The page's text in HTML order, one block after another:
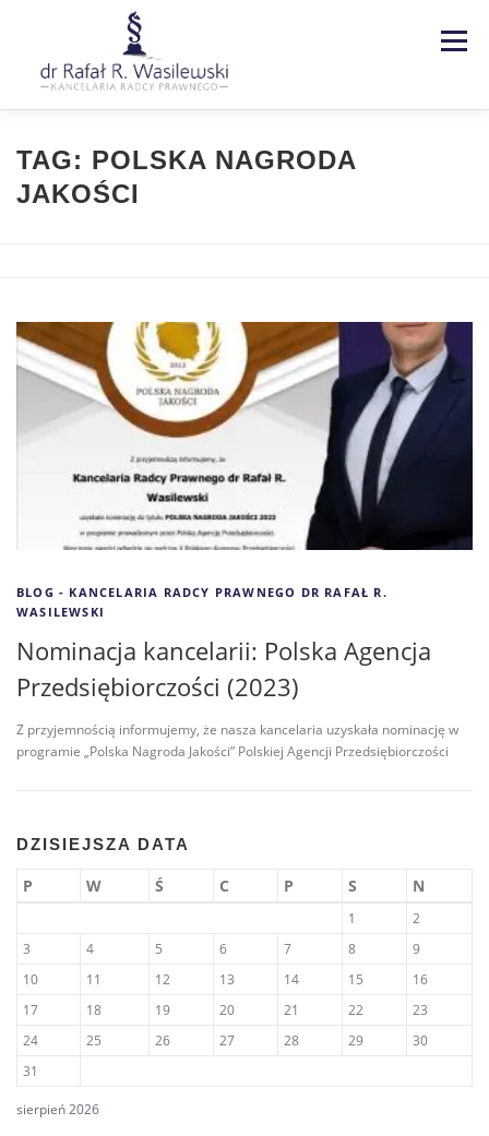
Menu
Strona główna Kancelaria
TAG: POLSKA NAGRODA
JAKOŚCI
BLOG - KANCELARIA RADCY PRAWNEGO DR RAFAŁ R.
WASILEWSKI
Nominacja kancelarii: Polska Agencja
Przedsiębiorczości (2023)
Z przyjemnością informujemy, że nasza kancelaria uzyskała nominację w
programie „Polska Nagroda Jakości” Polskiej Agencji Przedsiębiorczości
DZISIEJSZA DATA
sierpień 2026
P W Ś C P S N
1
2
3
4 5 6 7 8
9
10
11 12 13 14 15
16
17
18 19 20 21 22
23
24
25 26 27 28 29
30
31